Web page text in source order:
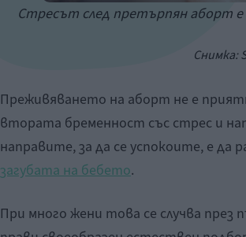
Стресът след претърпян аборт е
Снимка:
Преживяването на аборт не е
втората бременност със стрес и
направите, за да се успокоите, е да
загубата на бебето.
При много жени това се случва